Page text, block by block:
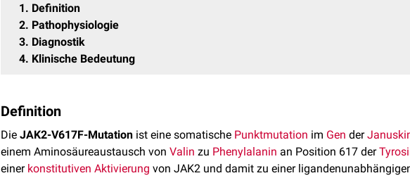
1
Definition
2 Pathophysiologie
3 Diagnostik
4 Klinische Bedeutung
Definition
Die JAK2-V617F-Mutation ist eine somatische Punktmutation im Gen der
einem Aminosäureaustausch von Valin zu Phenylalanin an Position 617 der
einer konstitutiven Aktivierung von JAK2 und damit zu einer